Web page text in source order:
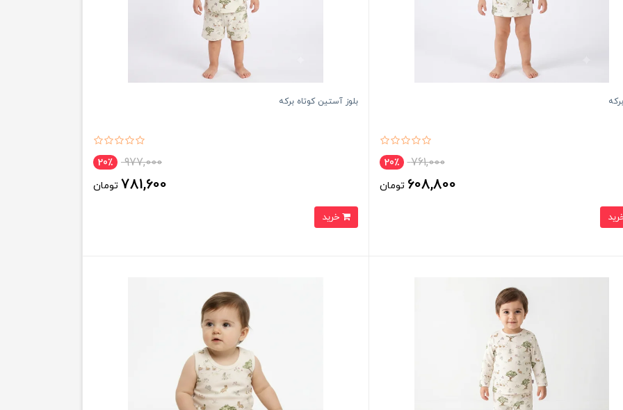
761,000 20٪
608,800 تومان
بلوز آستین کوتاه برکه
977,000 20٪
781,600 تومان
خرید